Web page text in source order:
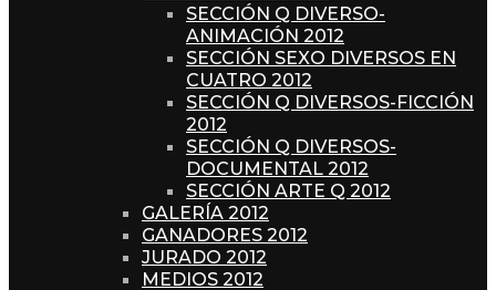
SECCIÓN Q DIVERSO-
ANIMACIÓN 2012
SECCIÓN SEXO DIVERSOS EN
CUATRO 2012
SECCIÓN Q DIVERSOS-FICCIÓN
2012
SECCIÓN Q DIVERSOS-
DOCUMENTAL 2012
SECCIÓN ARTE Q 2012
GALERÍA 2012
GANADORES 2012
JURADO 2012
MEDIOS 2012